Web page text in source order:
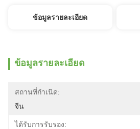
ข้อมูลรายละเอียด
ข้อมูลรายละเอียด
สถานที่กำเนิด:
จีน
ได้รับการรับรอง: